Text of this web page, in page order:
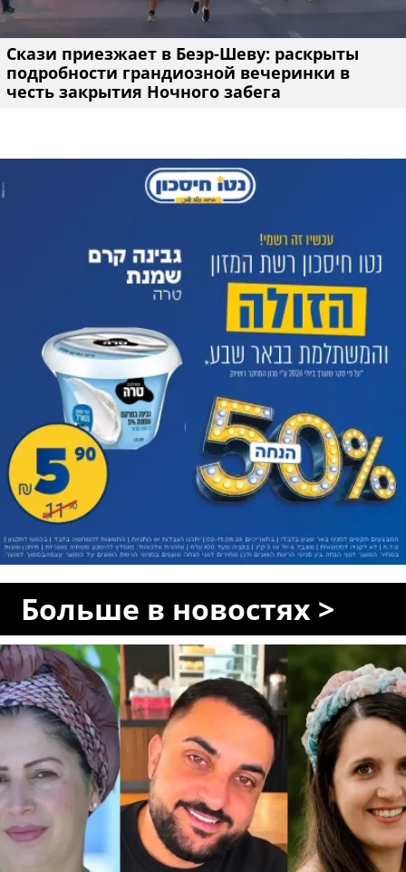
Скази приезжает в Беэр-Шеву: раскрыты
подробности грандиозной вечеринки в
честь закрытия Ночного забега
Больше в новостях >